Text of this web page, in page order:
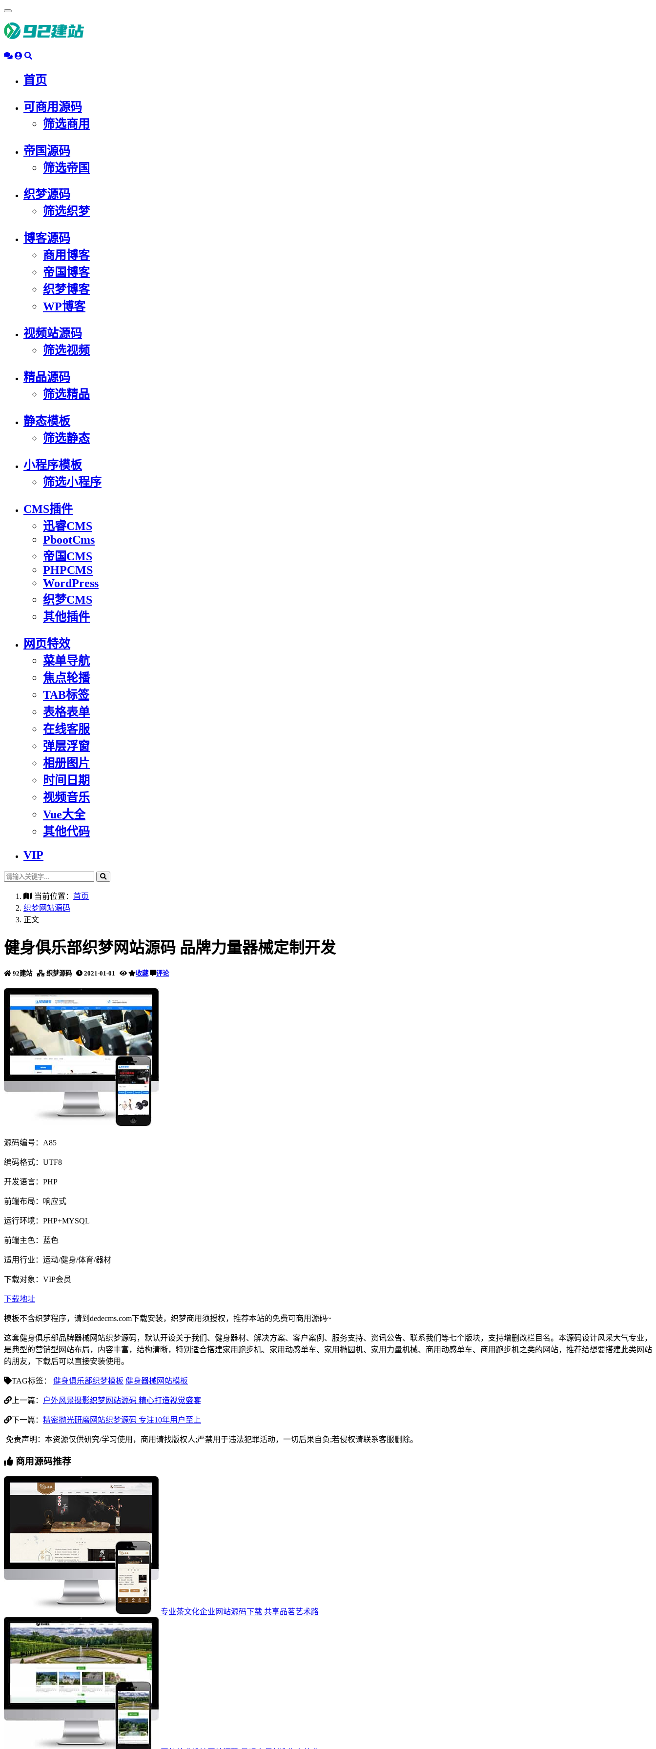
动
导
首页
可商用源码
筛选商用
帝国源码
筛选帝国
织梦源码
筛选织梦
博客源码
商用博客
帝国博客
织梦博客
WP博客
视频站源码
筛选视频
精品源码
筛选精品
静态模板
筛选静态
小程序模板
筛选小程序
CMS插件
迅睿CMS
PbootCms
帝国CMS
PHPCMS
WordPress
织梦CMS
其他插件
网页特效
菜单导航
焦点轮播
TAB标签
表格表单
在线客服
弹层浮窗
相册图片
时间日期
视频音乐
Vue大全
其他代码
VIP
当前位置： 首页
织梦网站源码
正文
健身俱乐部织梦网站源码 品牌力量器械定制开发
92建站 织梦源码 2021-01-01 收藏 评论
源码编号：A85
编码格式：UTF8
开发语言：PHP
前端布局：响应式
运行环境：PHP+MYSQL
前端主色：蓝色
适用行业：运动/健身/体育/器材
下载对象：VIP会员
下载地址
模板不含织梦程序，请到dedecms.com下载安装，织梦商用须授权，推荐本站的免费可商用源码~
这套健身俱乐部品牌器械网站织梦源码，默认开设关于我们、健身器材、解决方案、客户案例、服务支持、资讯公告、联系我们等七个版块，支持增删改栏目名。本源码设计风采大气专业，
是典型的营销型网站布局，内容丰富，结构清晰，特别适合搭建家用跑步机、家用动感单车、家用椭圆机、家用力量机械、商用动感单车、商用跑步机之类的网站，推荐给想要搭建此类网站
的朋友，下载后可以直接安装使用。
TAG标签： 健身俱乐部织梦模板 健身器械网站模板
上一篇： 户外风景摄影织梦网站源码 精心打造视觉盛宴
下一篇： 精密抛光研磨网站织梦源码 专注10年用户至上
免责声明：本资源仅供研究/学习使用，商用请找版权人;严禁用于违法犯罪活动，一切后果自负;若侵权请联系客服删除。
商用源码推荐
专业茶文化企业网站源码下载 共享品茗艺术路